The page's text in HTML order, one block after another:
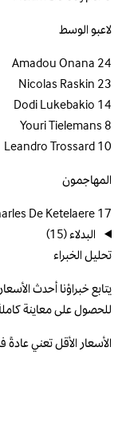
لاعبو الوسط
24
Amadou Onana
23
Nicolas Raskin
14
Dodi Lukebakio
8
Youri Tielemans
10
Leandro Trossard
المهاجمون
17
De Ketelaere
البدلاء(15)
تحليل الخبراء
يتابع خبراؤنا أحدث
للحصول على معاينة
الأسعار الأقل تعني